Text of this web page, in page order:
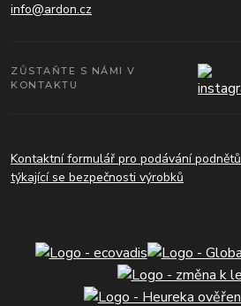
info@ardon.cz
ZŮSTAŇTE S NÁMI V
KONTAKTU
Kontaktní formulář pro podávání podnětů
týkající se bezpečnosti výrobků